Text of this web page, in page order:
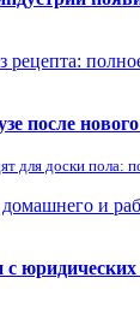
рецепта:
после
для доски пола:
и